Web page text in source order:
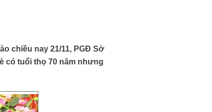
chiều nay 21/11, PGĐ Sở
có tuổi thọ 70 năm nhưng